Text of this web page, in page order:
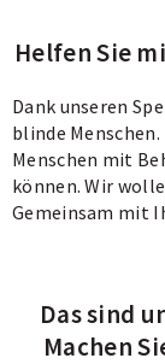
Helfen Sie
Dank unseren
blinde
Menschen mit
können. Wir
Gemeinsam mit
Das sind
Machen